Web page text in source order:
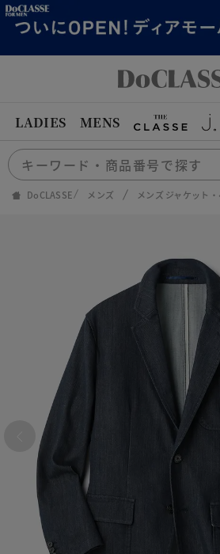
LADIES MENS
DoCLASSE メンズ メンズ ジャケット